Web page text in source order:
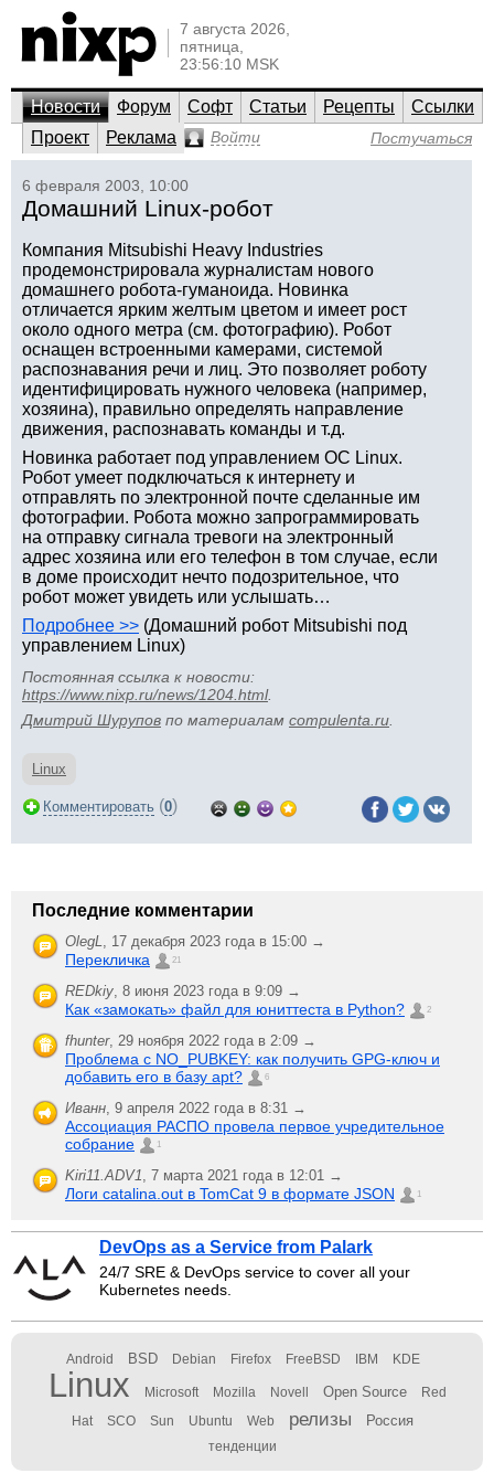
7 августа 2026,
пятница,
23:56:10 MSK
Новости Форум Софт Статьи Рецепты
Ссылки
Проект
Реклама Войти Постучаться
6 февраля 2003, 10:00
Домашний Linux-робот
Компания Mitsubishi Heavy Industries
продемонстрировала журналистам нового
домашнего робота-гуманоида. Новинка
отличается ярким желтым цветом и имеет рост
около одного метра (см. фотографию). Робот
оснащен встроенными камерами, системой
распознавания речи и лиц. Это позволяет роботу
идентифицировать нужного человека (например,
хозяина), правильно определять направление
движения, распознавать команды и т.д.
Новинка работает под управлением ОС Linux.
Робот умеет подключаться к интернету и
отправлять по электронной почте сделанные им
фотографии. Робота можно запрограммировать
на отправку сигнала тревоги на электронный
адрес хозяина или его телефон в том случае, если
в доме происходит нечто подозрительное, что
робот может увидеть или услышать…
Подробнее >> (Домашний робот Mitsubishi под
управлением Linux)
Постоянная ссылка к новости:
https://www.nixp.ru/news/1204.html.
Дмитрий Шурупов по материалам compulenta.ru
Linux
Комментировать (0)
Последние комментарии
OlegL, 17 декабря 2023 года в 15:00 →
Перекличка 21
REDkiy, 8 июня 2023 года в 9:09 →
Как «замокать» файл для юниттеста в Python? 2
fhunter, 29 ноября 2022 года в 2:09 →
Проблема с NO_PUBKEY: как получить GPG-ключ и
добавить его в базу apt?
6
Иванн, 9 апреля 2022 года в 8:31 →
Ассоциация РАСПО провела первое учредительное
собрание
1
Kiri11.ADV1, 7 марта 2021 года в 12:01 →
Логи catalina.out в TomCat 9 в формате JSON 1
DevOps as a Service from Palark
24/7 SRE & DevOps service to cover all your
Kubernetes needs.
Android BSD Debian Firefox FreeBSD IBM KDE
Linux Microsoft Mozilla Novell Open Source Red
Hat SCO Sun Ubuntu Web релизы Россия
тенденции